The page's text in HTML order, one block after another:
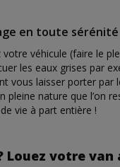
en toute sérénité
véhicule (faire le
les eaux grises par
vous laisser porter par
pleine nature que l’on
vie à part entière !
Louez votre van